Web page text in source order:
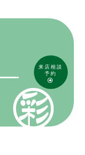
来店相談
予約